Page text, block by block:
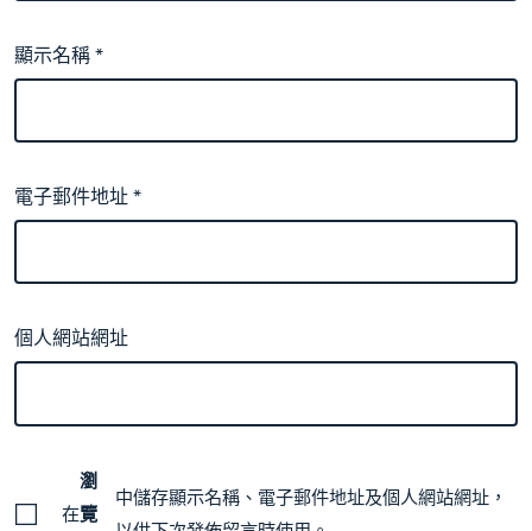
顯示名稱*
電子郵件地址*
個人網站網址
在
瀏
覽
中儲存顯示名稱、電子郵件地址及個人網站網址，